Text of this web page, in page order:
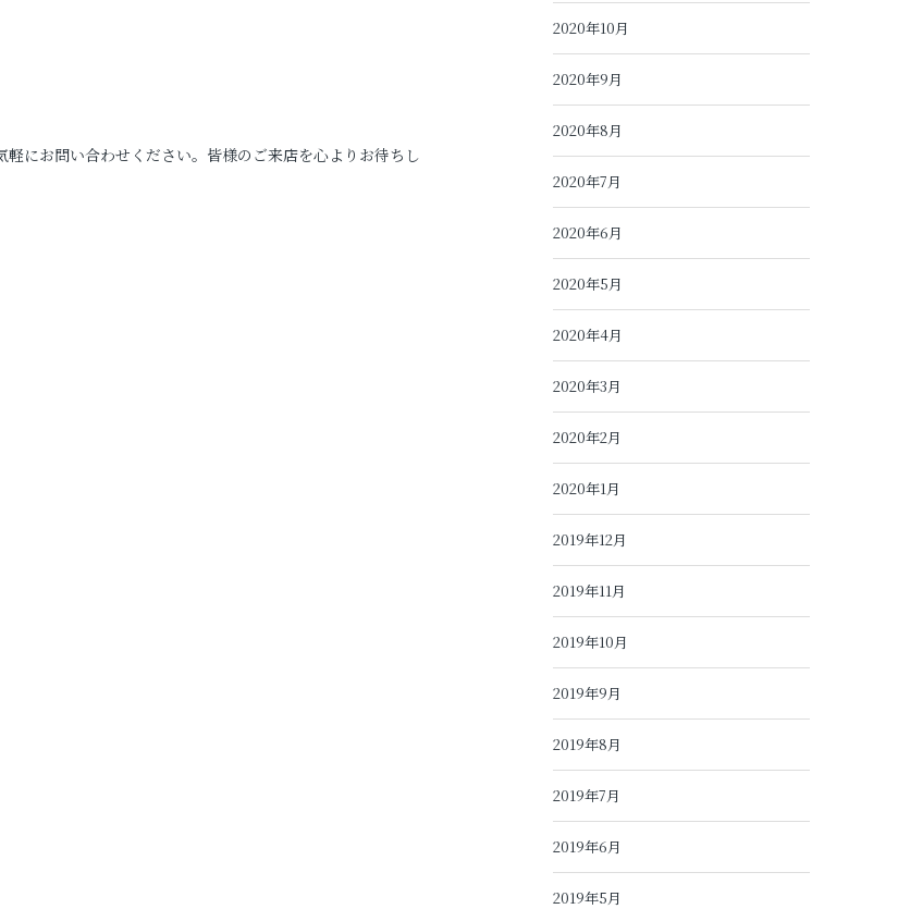
にお問い合わせください。皆様のご来店を心よりお待ちし
2020年10月
2020年9月
2020年8月
2020年7月
2020年6月
2020年5月
2020年4月
2020年3月
2020年2月
2020年1月
2019年12月
2019年11月
2019年10月
2019年9月
2019年8月
2019年7月
2019年6月
2019年5月